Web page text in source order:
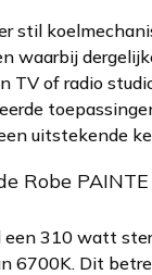
stil
waarbij
of radio
uitstekende
Robe
een 310 watt
6700K. Dit